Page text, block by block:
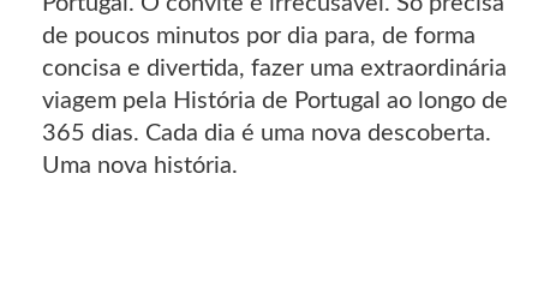
de poucos minutos por dia para, de forma
concisa e divertida, fazer uma extraordinária
viagem pela História de Portugal ao longo de
365 dias. Cada dia é uma nova descoberta.
Uma nova história.